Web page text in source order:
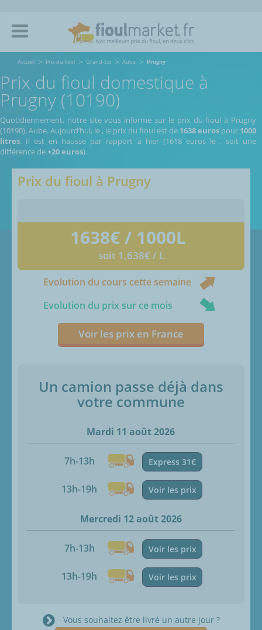
Accueil Prix du fioul Grand-Est Aube Prugny
Prix du fioul domestique à
Prugny (10190)
Quotidiennement, notre site vous informe sur le prix du fioul à Prugny
(10190), Aube.Aujourd’hui, le, le prix du fioul est de 1638 euros pour 1000
litres. Il est en hausse par rapport à hier (1618 euros le , soit une
différence de+20 euros).
Prix du fioul à Prugny
1638€ / 1000L
soit 1,638€ / L
Evolution du cours cette semaine
Evolution du prix sur ce mois
Voir les prix en France
Un camion passe déjà dans
votre commune
Mardi 11 août 2026
7h-13h Express 31€
13h-19h Voir les prix
Mercredi 12 août 2026
7h-13h Voir les prix
13h-19h Voir les prix
Vous souhaitez être livré un autre jour ?